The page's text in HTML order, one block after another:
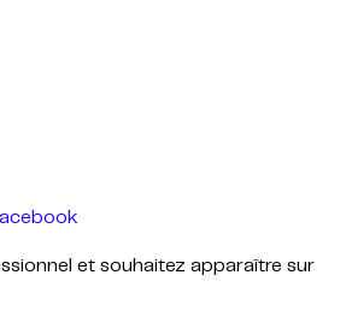
et souhaitez apparaître sur